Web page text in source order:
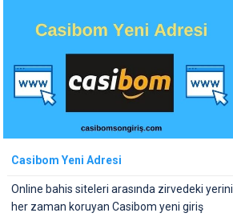
Casibom Yeni Adresi
Online bahis siteleri arasında zirvedeki yerini
her zaman koruyan Casibom yeni giriş